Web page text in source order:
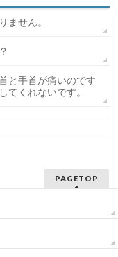
ません。
と手首が痛いのです
てくれないです。
PAGETOP